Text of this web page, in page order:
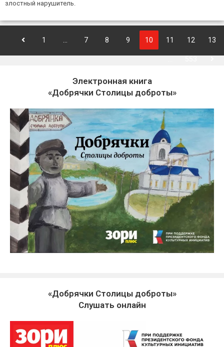
злостный нарушитель.
1 7 8 9 10 11 12 13
Электронная книга
«Добрячки Столицы доброты»
«Добрячки Столицы доброты»
Слушать онлайн